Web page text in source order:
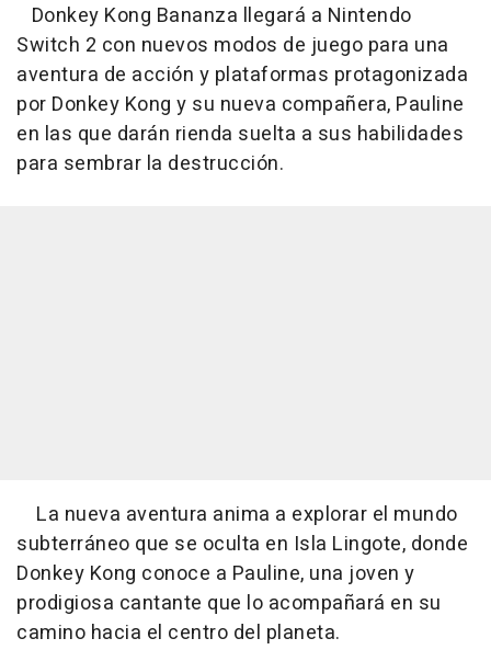
Donkey Kong Bananza llegará a Nintendo
Switch 2 con nuevos modos de juego para una
aventura de acción y plataformas protagonizada
por Donkey Kong y su nueva compañera, Pauline
en las que darán rienda suelta a sus habilidades
para sembrar la destrucción.
La nueva aventura anima a explorar el mundo
subterráneo que se oculta en Isla Lingote, donde
Donkey Kong conoce a Pauline, una joven y
prodigiosa cantante que lo acompañará en su
camino hacia el centro del planeta.